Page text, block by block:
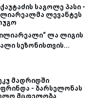
საგოლე პასი -
ლევანტეს
ლა ლიგის
სეზონისთვის...
მადრიდში
- ბარსელონას
მცდელობა